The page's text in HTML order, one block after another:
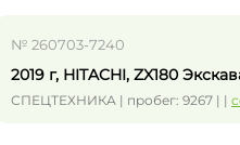
№ 260703-7240
2019 г, HITACHI, ZX180
СПЕЦТЕХНИКА | пробег: 9267 | |